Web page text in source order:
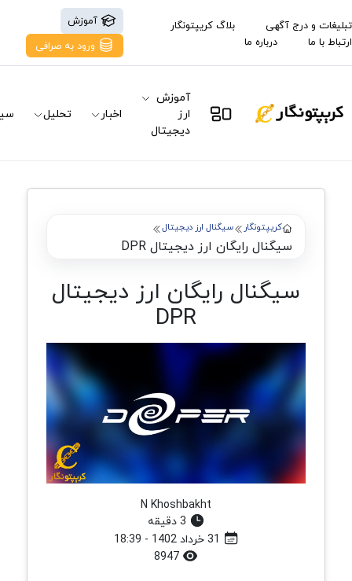
تبلیغات و درج آگهی
بلاگ کریپتونگار
ارتباط با ما
درباره ما
آموزش
ورود به صرافی
آموزش
ارز
دیجیتال
اخبار تحلیل
کریپتونگار سیگنال ارز دیجیتال
سیگنال رایگان ارز دیجیتال DPR
سیگنال رایگان ارز دیجیتال
DPR
N Khoshbakht